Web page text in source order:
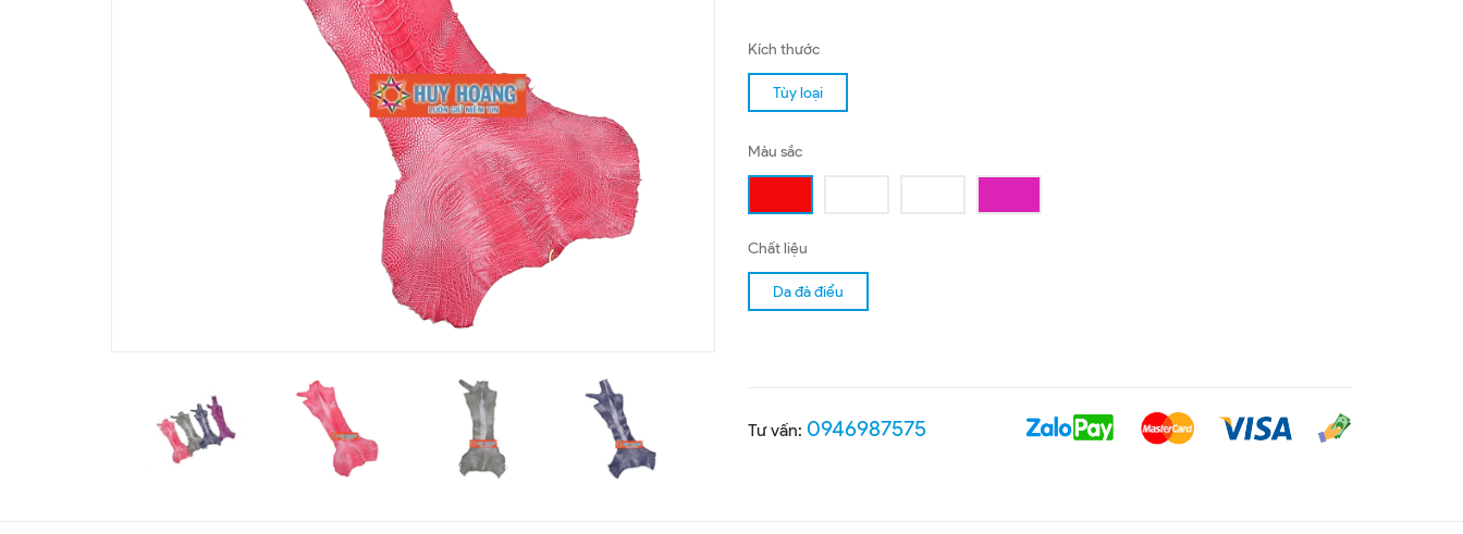
Kích thước
Tùy loại
Màu sắc
Chất liệu
Da đà điểu
Tư vấn: 0946987575